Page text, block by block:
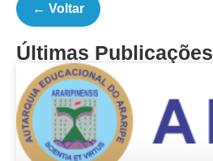
← Voltar
Últimas Publicações